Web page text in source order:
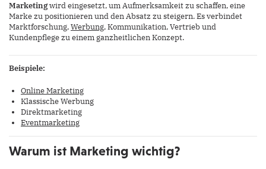
Marketingwird eingesetzt, um Aufmerksamkeit zu schaffen, eine
Marke zu positionieren und den Absatz zu steigern. Es verbindet
Marktforschung,Werbung, Kommunikation, Vertrieb und
Kundenpflege zu einem ganzheitlichen Konzept.
Beispiele:
Online Marketing
Klassische Werbung
Direktmarketing
Eventmarketing
Warum ist Marketing wichtig?